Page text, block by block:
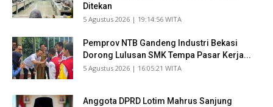
Ditekan
​5 Agustus 2026 | 19:14:56 WITA
Pemprov NTB Gandeng Industri Bekasi
Dorong Lulusan SMK Tempa Pasar Kerja...
​5 Agustus 2026 | 16:05:21 WITA
Anggota DPRD Lotim Mahrus Sanjung